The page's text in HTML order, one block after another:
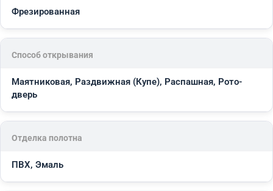
Фрезированная
Способ открывания
Маятниковая, Раздвижная (Купе), Распашная, Рото-
дверь
Отделка полотна
ПВХ, Эмаль